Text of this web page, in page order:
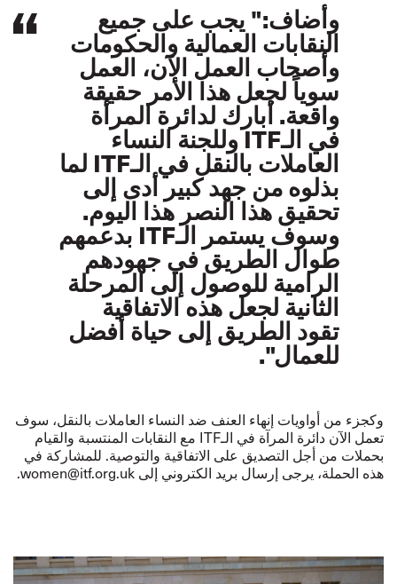
وأضاف:" يجب على جميع
النقابات العمالية والحكومات
وأصحاب العمل الآن، العمل
سوياً لجعل هذا الأمر حقيقة
واقعة. أبارك لدائرة المرأة
في الـITF وللجنة النساء
العاملات بالنقل في الـITF لما
بذلوه من جهد كبير أدى إلى
تحقيق هذا النصر هذا اليوم.
وسوف يستمر الـITF بدعمهم
طوال الطريق في جهودهم
الرامية للوصول إلى المرحلة
الثانية لجعل هذه الاتفاقية
تقود الطريق إلى حياة أفضل
للعمال".
وكجزء من أواويات إنهاء العنف ضد النساء العاملات بالنقل، سوف
تعمل الآن دائرة المرآة في الـITF مع النقابات المنتسبة والقيام
بحملات من أجل التصديق على الاتفاقية والتوصية. للمشاركة في
هذه الحملة، يرجى إرسال بريد الكتروني إلى women@itf.org.uk
.